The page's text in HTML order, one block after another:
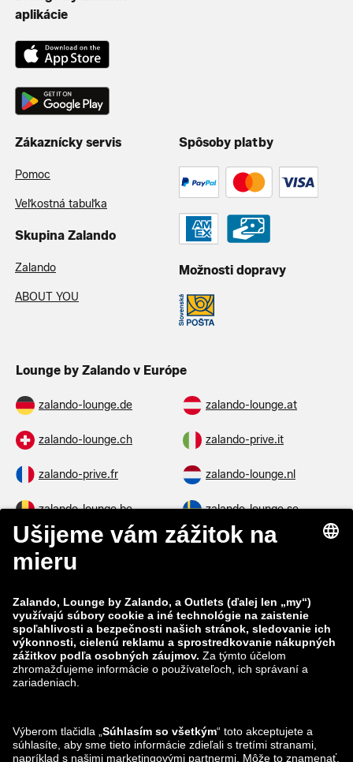
aplikácie
Zákaznícky servis
Pomoc
Veľkostná tabuľka
Skupina Zalando
Zalando
ABOUT YOU
Spôsoby platby
Možnosti dopravy
Lounge by Zalando v Európe
zalando-lounge.de zalando-lounge.at
zalando-lounge.ch zalando-prive.it
zalando-prive.fr zalando-lounge.nl
zalando-lounge.be zalando-lounge.se
zalando-lounge.fi zalando-lounge.dk
zalando-prive.es zalando-lounge.cz
zalando-lounge.lt zalando-lounge.sk
zalando-lounge.ro
zalando-lounge.lu zalando-lounge.ee